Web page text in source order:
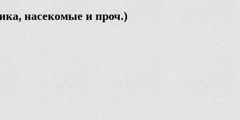
насекомые и проч.)